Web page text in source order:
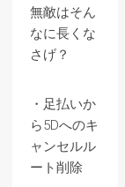
無敵はそん
なに長くな
さげ？
・足払いか
ら5Dへのキ
ャンセルル
ート削除